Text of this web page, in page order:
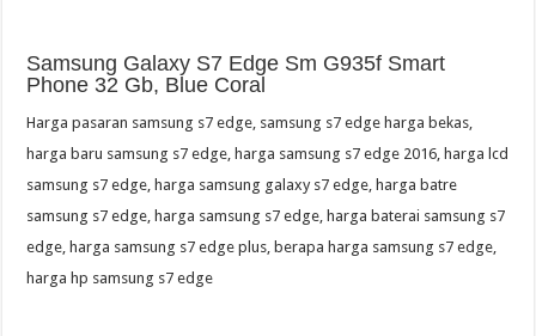
Samsung Galaxy S7 Edge Sm G935f Smart
Phone 32 Gb, Blue Coral
Harga pasaran samsung s7 edge, samsung s7 edge harga bekas,
harga baru samsung s7 edge, harga samsung s7 edge 2016, harga lcd
samsung s7 edge, harga samsung galaxy s7 edge, harga batre
samsung s7 edge, harga samsung s7 edge, harga baterai samsung s7
edge, harga samsung s7 edge plus, berapa harga samsung s7 edge,
harga hp samsung s7 edge